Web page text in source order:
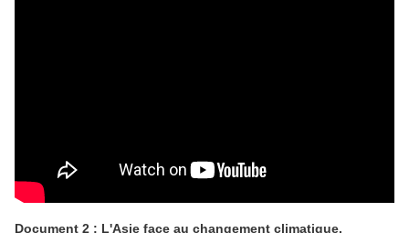
Document 2 : L'Asie face au changement climatique.